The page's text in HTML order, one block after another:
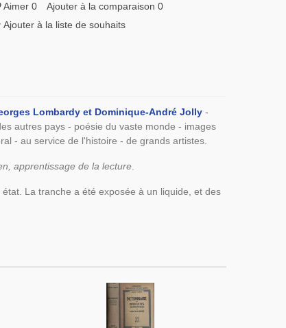
Aimer 0 Ajouter à la comparaison 0
Ajouter à la liste de souhaits
Lombardy et Dominique-André Jolly -
autres pays - poésie du vaste monde - images
- au service de l'histoire - de grands artistes.
apprentissage de la lecture.
La tranche a été exposée à un liquide, et des